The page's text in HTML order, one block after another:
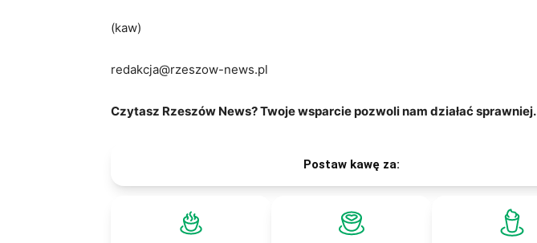
(kaw)
redakcja@rzeszow-news.pl
Czytasz Rzeszów News? Twoje wsparcie pozwoli nam działać sprawniej.
Postaw kawę za: